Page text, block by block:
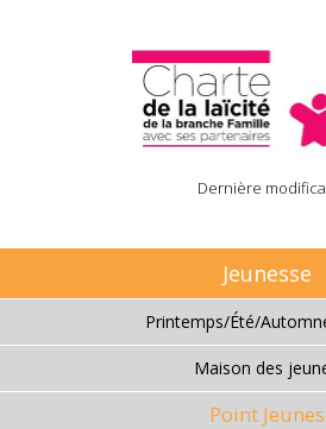
Dernière
Jeunesse
Printemps/Été/
Maison des
Point Jeunes